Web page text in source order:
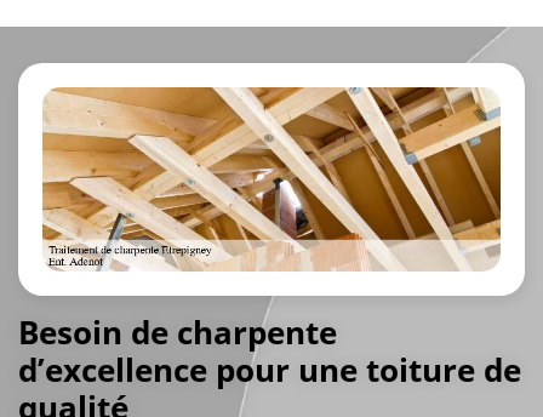
Besoin de charpente
d’excellence pour une toiture de
qualité